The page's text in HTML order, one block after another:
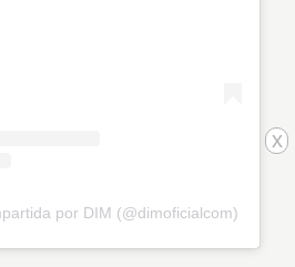
x
por DIM (@dimoficialcom)